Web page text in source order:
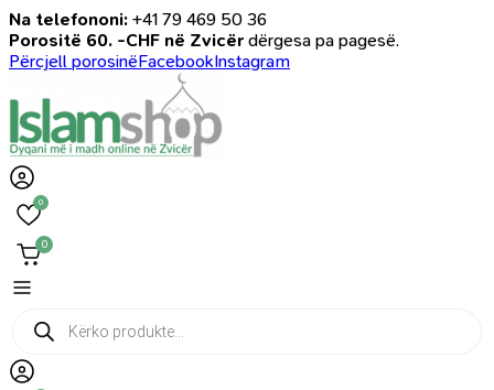
Na telefononi: +41 79 469 50 36
Porositë 60. -CHF në Zvicër dërgesa pa pagesë.
Përcjell porosinëFacebookInstagram
0
0
Products
search